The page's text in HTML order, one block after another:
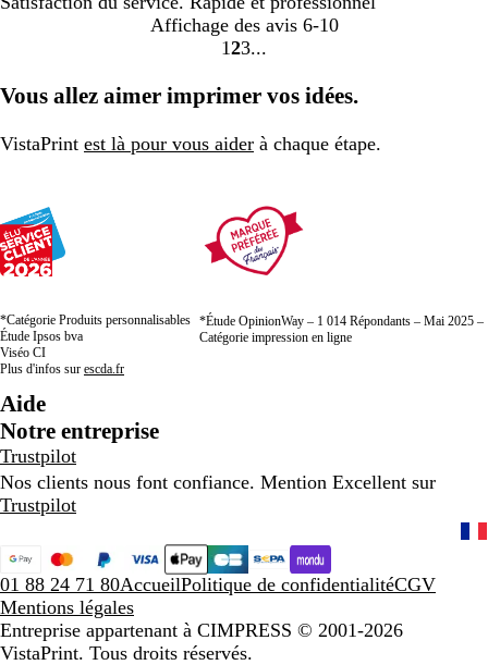
Affichage des avis 6-10
Accéder
la
1 Accéder
la
2Accéder
la
3
Vous allez aimer imprimer vos idées.
VistaPrint est là pour vous aider à chaque étape.
*Catégorie Produits personnalisables
Étude Ipsos bva
Viséo CI
Plus d'infos sur escda.fr
*Étude OpinionWay – 1 014 Répondants – Mai 2025 –
Catégorie impression en ligne
Aide
Notre entreprise
Trustpilot
Nos clients nous font confiance. Mention Excellent sur
Trustpilot
01 88 24 71 80AccueilPolitique de confidentialitéCGV
Mentions légales
Entreprise appartenant à CIMPRESS © 2001-2026
VistaPrint. Tous droits réservés.